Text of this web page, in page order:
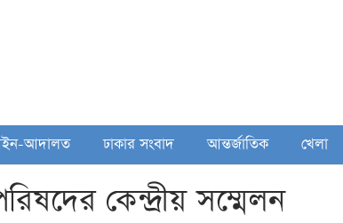
আদালত ঢাকার সংবাদ আন্তর্জাতিক খেলা
কেন্দ্রীয় সম্মেলন